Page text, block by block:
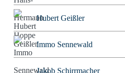
Hubert Geißler
Immo Sennewald
Jakob Schirrmacher